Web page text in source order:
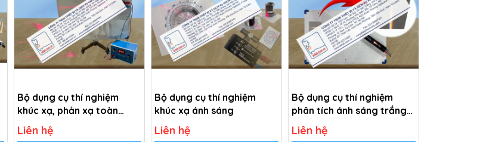
Bộ dụng cụ thí nghiệm
khúc xạ, phản xạ toàn
phần
Liên hệ
Bộ dụng cụ thí nghiệm
khúc xạ ánh sáng
Liên hệ
Bộ dụng cụ thí nghiệm
phân tích ánh sáng trắng
bằng lăng kính.
Liên hệ